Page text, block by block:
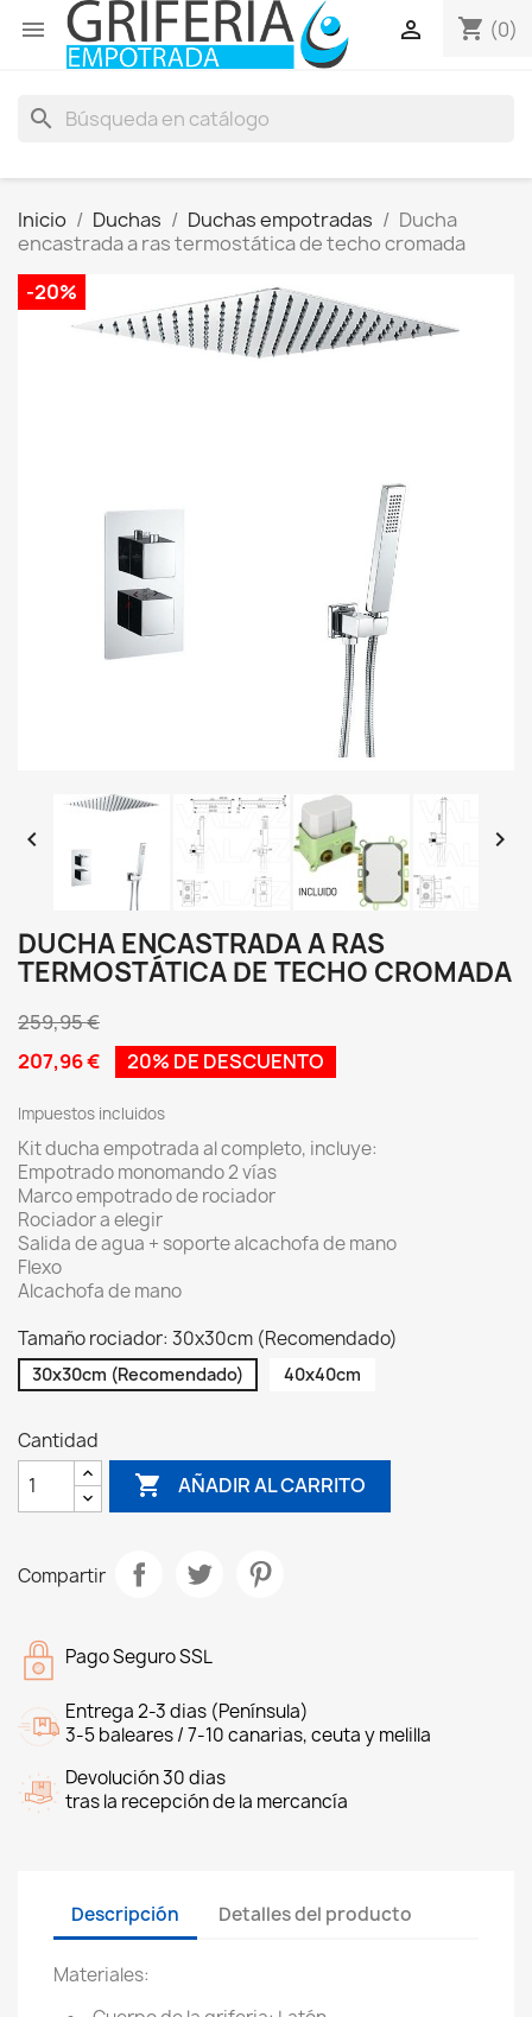
 shopping_cart (0)

search
Inicio Duchas Duchas empotradas
Ducha
encastrada a ras termostática de techo cromada
-20%
 
DUCHA ENCASTRADA A RAS
TERMOSTÁTICA DE TECHO CROMADA
259,95 €
207,96 €
20% DE DESCUENTO
Impuestos incluidos
Kit ducha empotrada al completo, incluye:
Empotrado monomando 2 vías
Marco empotrado de rociador
Rociador a elegir
Salida de agua + soporte alcachofa de mano
Flexo
Alcachofa de mano
Tamaño rociador: 30x30cm (Recomendado)
30x30cm (Recomendado) 40x40cm
Cantidad
 AÑADIR AL CARRITO
Compartir
Pago Seguro SSL
Entrega 2-3 dias (Península)
3-5 baleares / 7-10 canarias, ceuta y melilla
Devolución 30 dias
tras la recepción de la mercancía
Descripción Detalles del producto
Materiales: